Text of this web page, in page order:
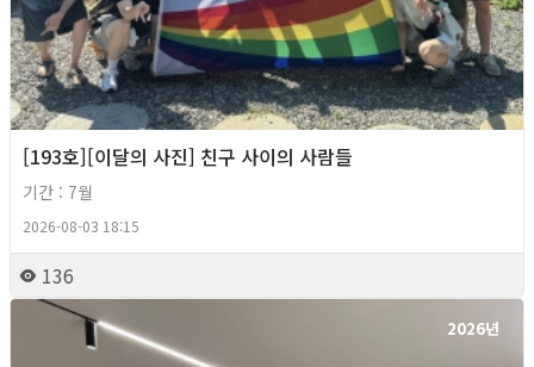
[193호][이달의 사진] 친구 사이의 사람들
기간 : 7월
2026-08-03 18:15
136
2026년